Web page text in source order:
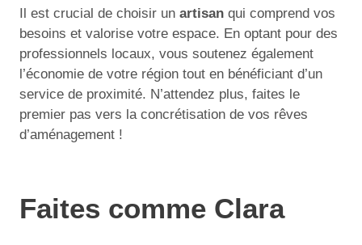
Il est crucial de choisir un artisan qui comprend vos
besoins et valorise votre espace. En optant pour des
professionnels locaux, vous soutenez également
l’économie de votre région tout en bénéficiant d’un
service de proximité. N’attendez plus, faites le
premier pas vers la concrétisation de vos rêves
d’aménagement !
Faites comme Clara